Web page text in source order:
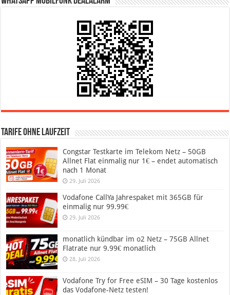
Tarife ohne Laufzeit
Congstar Testkarte im Telekom Netz – 50GB
Allnet Flat einmalig nur 1€ – endet automatisch
nach 1 Monat
29. Juli 2026
Vodafone CallYa Jahrespaket mit 365GB für
einmalig nur 99.99€
29. Juli 2026
monatlich kündbar im o2 Netz – 75GB Allnet
Flatrate nur 9.99€ monatlich
28. Juli 2026
Vodafone Try for Free eSIM – 30 Tage kostenlos
das Vodafone-Netz testen!